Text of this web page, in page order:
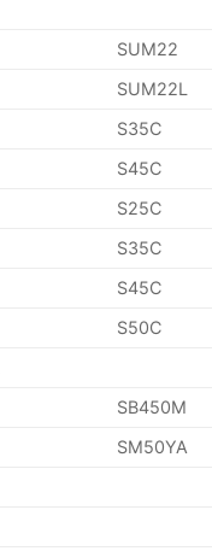
SUM22
SUM22L
S35C
S45C
S25C
S35C
S45C
S50C
SB450M
SM50YA